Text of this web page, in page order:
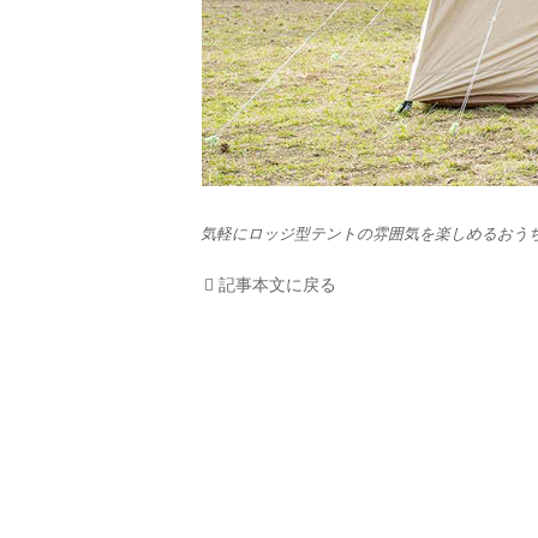
気軽にロッジ型テントの雰囲気を楽しめるおう
記事本文に戻る